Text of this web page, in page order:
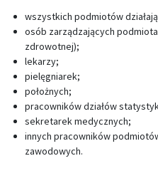
wszystkich podmiotów
osób zarządzających
zdrowotnej);
lekarzy;
pielęgniarek;
położnych;
pracowników działów
sekretarek medycznych;
innych pracowników
zawodowych.